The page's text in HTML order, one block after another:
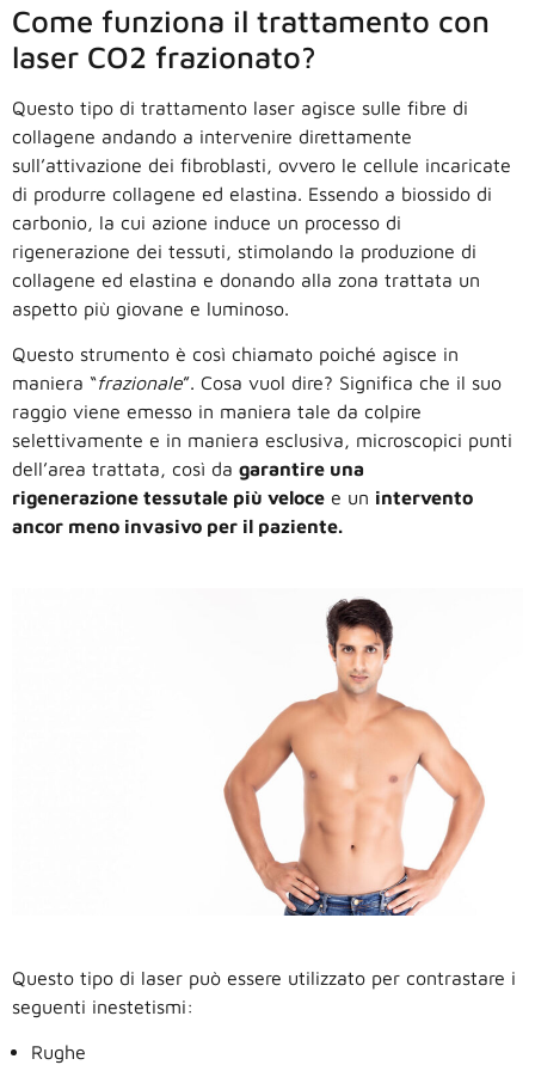
Come funziona il trattamento con
laser CO2 frazionato?
Questo tipo di trattamento laser agisce sulle fibre di
collagene andando a intervenire direttamente
sull’attivazione dei fibroblasti, ovvero le cellule incaricate
di produrre collagene ed elastina. Essendo a biossido di
carbonio, la cui azione induce un processo di
rigenerazione dei tessuti, stimolando la produzione di
collagene ed elastina e donando alla zona trattata un
aspetto più giovane e luminoso.
Questo strumento è così chiamato poiché agisce in
maniera “frazionale”. Cosa vuol dire? Significa che il suo
raggio viene emesso in maniera tale da colpire
selettivamente e in maniera esclusiva, microscopici punti
dell’area trattata, così da garantire una
rigenerazione tessutale più veloce e un intervento
ancor meno invasivo per il paziente.
Questo tipo di laser può essere utilizzato per contrastare i
seguenti inestetismi:
Rughe